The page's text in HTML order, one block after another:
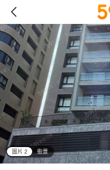
圖片 2 街景